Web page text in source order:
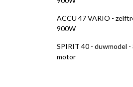
ACCU 47 VARIO -
900W
SPIRIT 40 - duwmodel -
motor